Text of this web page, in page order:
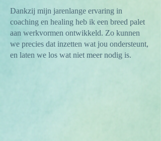
Dankzij mijn jarenlange ervaring in
coaching en healing heb ik een breed palet
aan werkvormen ontwikkeld. Zo kunnen
we precies dat inzetten wat jou ondersteunt,
en laten we los wat niet meer nodig is.